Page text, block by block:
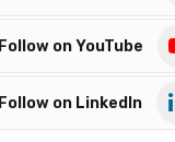
Follow on YouTube
Follow on LinkedIn